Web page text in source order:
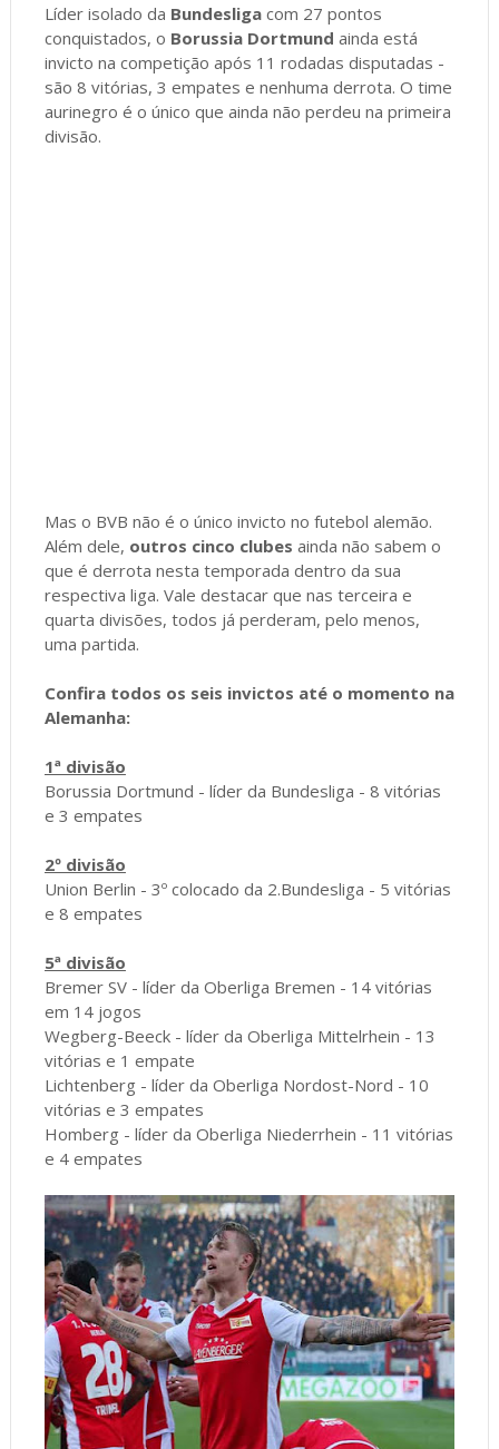
Líder isolado da Bundesligacom 27 pontos
conquistados, o Borussia Dortmund ainda está
invicto na competição após 11 rodadas disputadas -
são 8 vitórias, 3 empates e nenhuma derrota. O time
aurinegro é o único que ainda não perdeu na primeira
divisão.
Mas o BVB não é o único invicto no futebol alemão.
Além dele, outros cinco clubes ainda não sabem o
que é derrota nesta temporada dentro da sua
respectiva liga. Vale destacar que nas terceira e
quarta divisões, todos já perderam, pelo menos,
uma partida.
Confira todos os seis invictos até o momento na
Alemanha:
1ª divisão
Borussia Dortmund - líder da Bundesliga - 8 vitórias
e 3 empates
2º divisão
Union Berlin - 3º colocado da 2.Bundesliga - 5 vitórias
e 8 empates
5ª divisão
Bremer SV - líder da Oberliga Bremen - 14 vitórias
em 14 jogos
Wegberg-Beeck - líder da Oberliga Mittelrhein - 13
vitórias e 1 empate
Lichtenberg - líder da Oberliga Nordost-Nord - 10
vitórias e 3 empates
Homberg - líder da Oberliga Niederrhein - 11 vitórias
e 4 empates